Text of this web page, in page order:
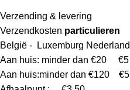
Verzending & levering
Verzendkosten particulieren
België - Luxemburg
Aan huis: minder dan €20 €5
Aan huis:minder dan €120 €5